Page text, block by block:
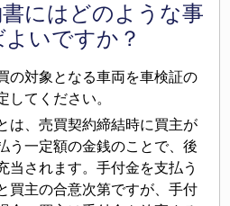
にはどのような事
いですか？
の対象となる車両を車検証の
してください。
は、売買契約締結時に買主が
う一定額の金銭のことで、後
当されます。手付金を支払う
買主の合意次第ですが、手付